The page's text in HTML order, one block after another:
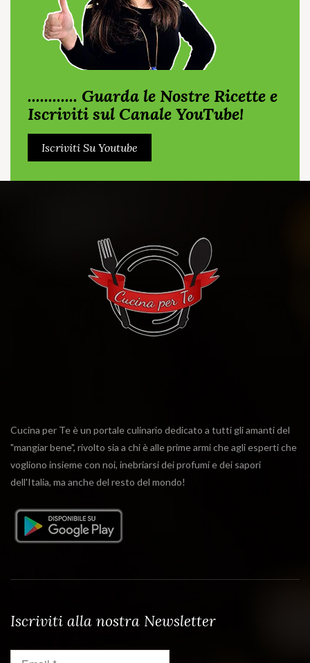
............ Guarda le Nostre Ricette e
Iscriviti sul Canale YouTube!
Iscriviti Su Youtube
Cucina per Te è un portale culinario dedicato a tutti gli amanti del
"mangiar bene", rivolto sia a chi è alle prime armi che agli esperti che
vogliono insieme con noi, inebriarsi dei profumi e dei sapori
dell'Italia, ma anche del resto del mondo!
Iscriviti alla nostra Newsletter